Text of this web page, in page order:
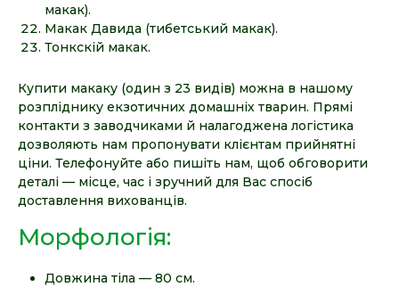
макак).
Макак Давида (тибетський макак).
Тонкскій макак.
Купити макаку (один з 23 видів) можна в нашому
розпліднику екзотичних домашніх тварин. Прямі
контакти з заводчиками й налагоджена логістика
дозволяють нам пропонувати клієнтам прийнятні
ціни. Телефонуйте або пишіть нам, щоб обговорити
деталі — місце, час і зручний для Вас спосіб
доставлення вихованців.
Морфологія:
Довжина тіла — 80 см.